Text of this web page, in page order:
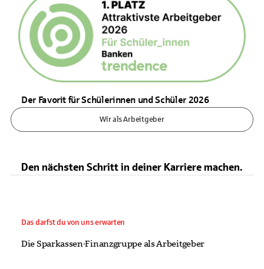
Der Favorit für Schülerinnen und Schüler 2026
Wir als Arbeitgeber
Den nächsten Schritt in deiner Karriere machen.
Das darfst du von uns erwarten
Die Sparkassen-Finanzgruppe als Arbeitgeber